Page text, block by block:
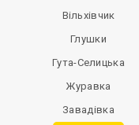
Вільхівчик
Глушки
Гута-Селицька
Журавка
Завадівка